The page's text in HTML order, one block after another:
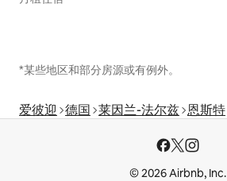
*某些地区和部分房源或有例外。
爱彼迎 德国 莱因兰-法尔兹 恩斯特
© 2026 Airbnb, Inc.